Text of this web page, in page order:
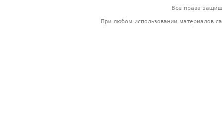
Все права
При любом использовании материалов